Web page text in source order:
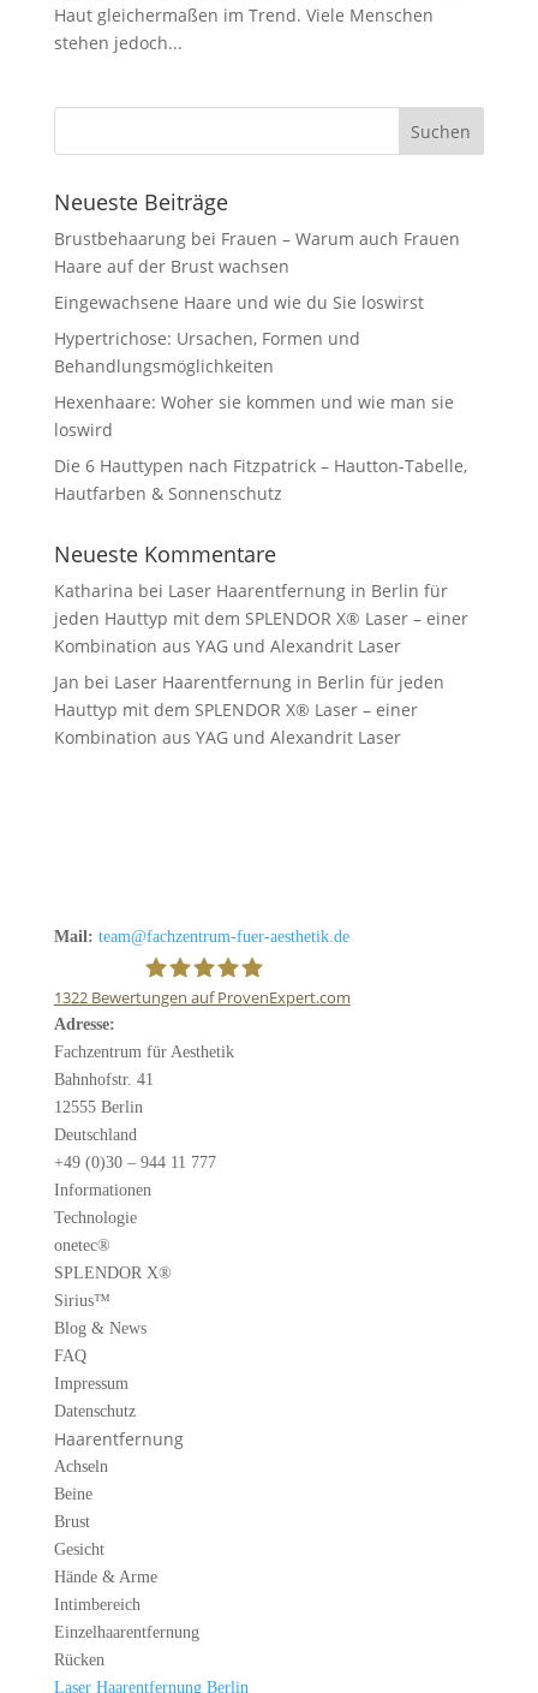
Haut gleichermaßen im Trend. Viele Menschen
stehen jedoch...
Neueste Beiträge
Brustbehaarung bei Frauen – Warum auch Frauen
Haare auf der Brust wachsen
Eingewachsene Haare und wie du Sie loswirst
Hypertrichose: Ursachen, Formen und
Behandlungsmöglichkeiten
Hexenhaare: Woher sie kommen und wie man sie
loswird
Die 6 Hauttypen nach Fitzpatrick – Hautton-Tabelle,
Hautfarben & Sonnenschutz
Neueste Kommentare
Katharina bei Laser Haarentfernung in Berlin für
jeden Hauttyp mit dem SPLENDOR X® Laser – einer
Kombination aus YAG und Alexandrit Laser
Jan bei Laser Haarentfernung in Berlin für jeden
Hauttyp mit dem SPLENDOR X® Laser – einer
Kombination aus YAG und Alexandrit Laser
Mail: team@fachzentrum-fuer-aesthetik.de
Fachzentrum für Ästhetik
1322Bewertungen auf ProvenExpert.com
Adresse:
Fachzentrum für Aesthetik
Bahnhofstr. 41
12555 Berlin
Deutschland
+49 (0)30 – 944 11 777
Informationen
Technologie
onetec®
SPLENDOR X®
Sirius™
Blog & News
FAQ
Impressum
Datenschutz
Haarentfernung
Achseln
Beine
Brust
Gesicht
Hände & Arme
Intimbereich
Einzelhaarentfernung
Rücken
Laser Haarentfernung Berlin